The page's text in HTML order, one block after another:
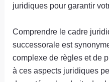
juridiques pour garantir
Comprendre le cadre
successorale est
complexe de règles et de
à ces aspects juridiques